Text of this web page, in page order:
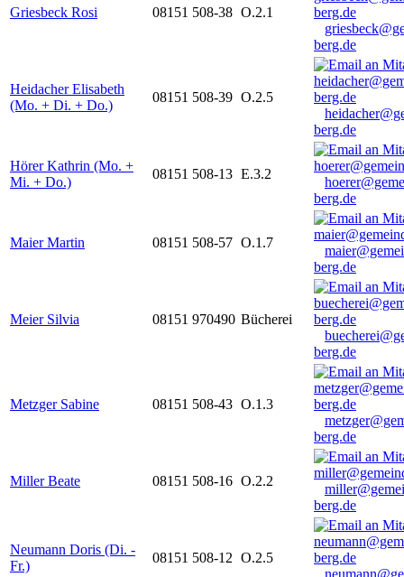
Griesbeck Rosi 08151 508-38 O.2.1
berg.de
Heidacher Elisabeth
(Mo. + Di. + Do.)
08151 508-39 O.2.5
berg.de
Hörer Kathrin (Mo. +
Mi. + Do.)
08151 508-13 E.3.2
berg.de
Maier Martin 08151 508-57 O.1.7
berg.de
Meier Silvia 08151 970490 Bücherei
berg.de
Metzger Sabine 08151 508-43 O.1.3
berg.de
Miller Beate 08151 508-16 O.2.2
berg.de
Neumann Doris (Di. -
Fr.)
08151 508-12 O.2.5